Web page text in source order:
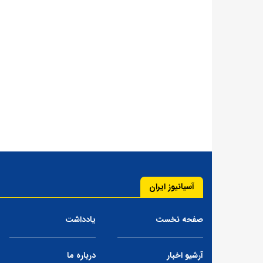
آسیانیوز ایران
صفحه نخست یادداشت
آرشیو اخبار درباره ما